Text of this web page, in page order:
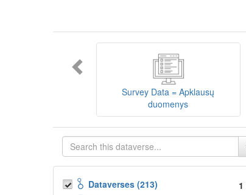
sklaidos infrastruktūra, suteikianti prieigą prie
tarptautinius standartus. LiDA įsikūręsKauno
Prieigai prie išteklių naudojama ši
įvairių tipų išteklius ir jie publikuojami
duomenys
Koduotieji duomenys (įskaitant
mokslo ir studijų bei Lietuvos valstybės
talpykla, surasti ir parsisiųsti duomenis,
Survey Data = Apklausų
duomenys
Dataverses (213)